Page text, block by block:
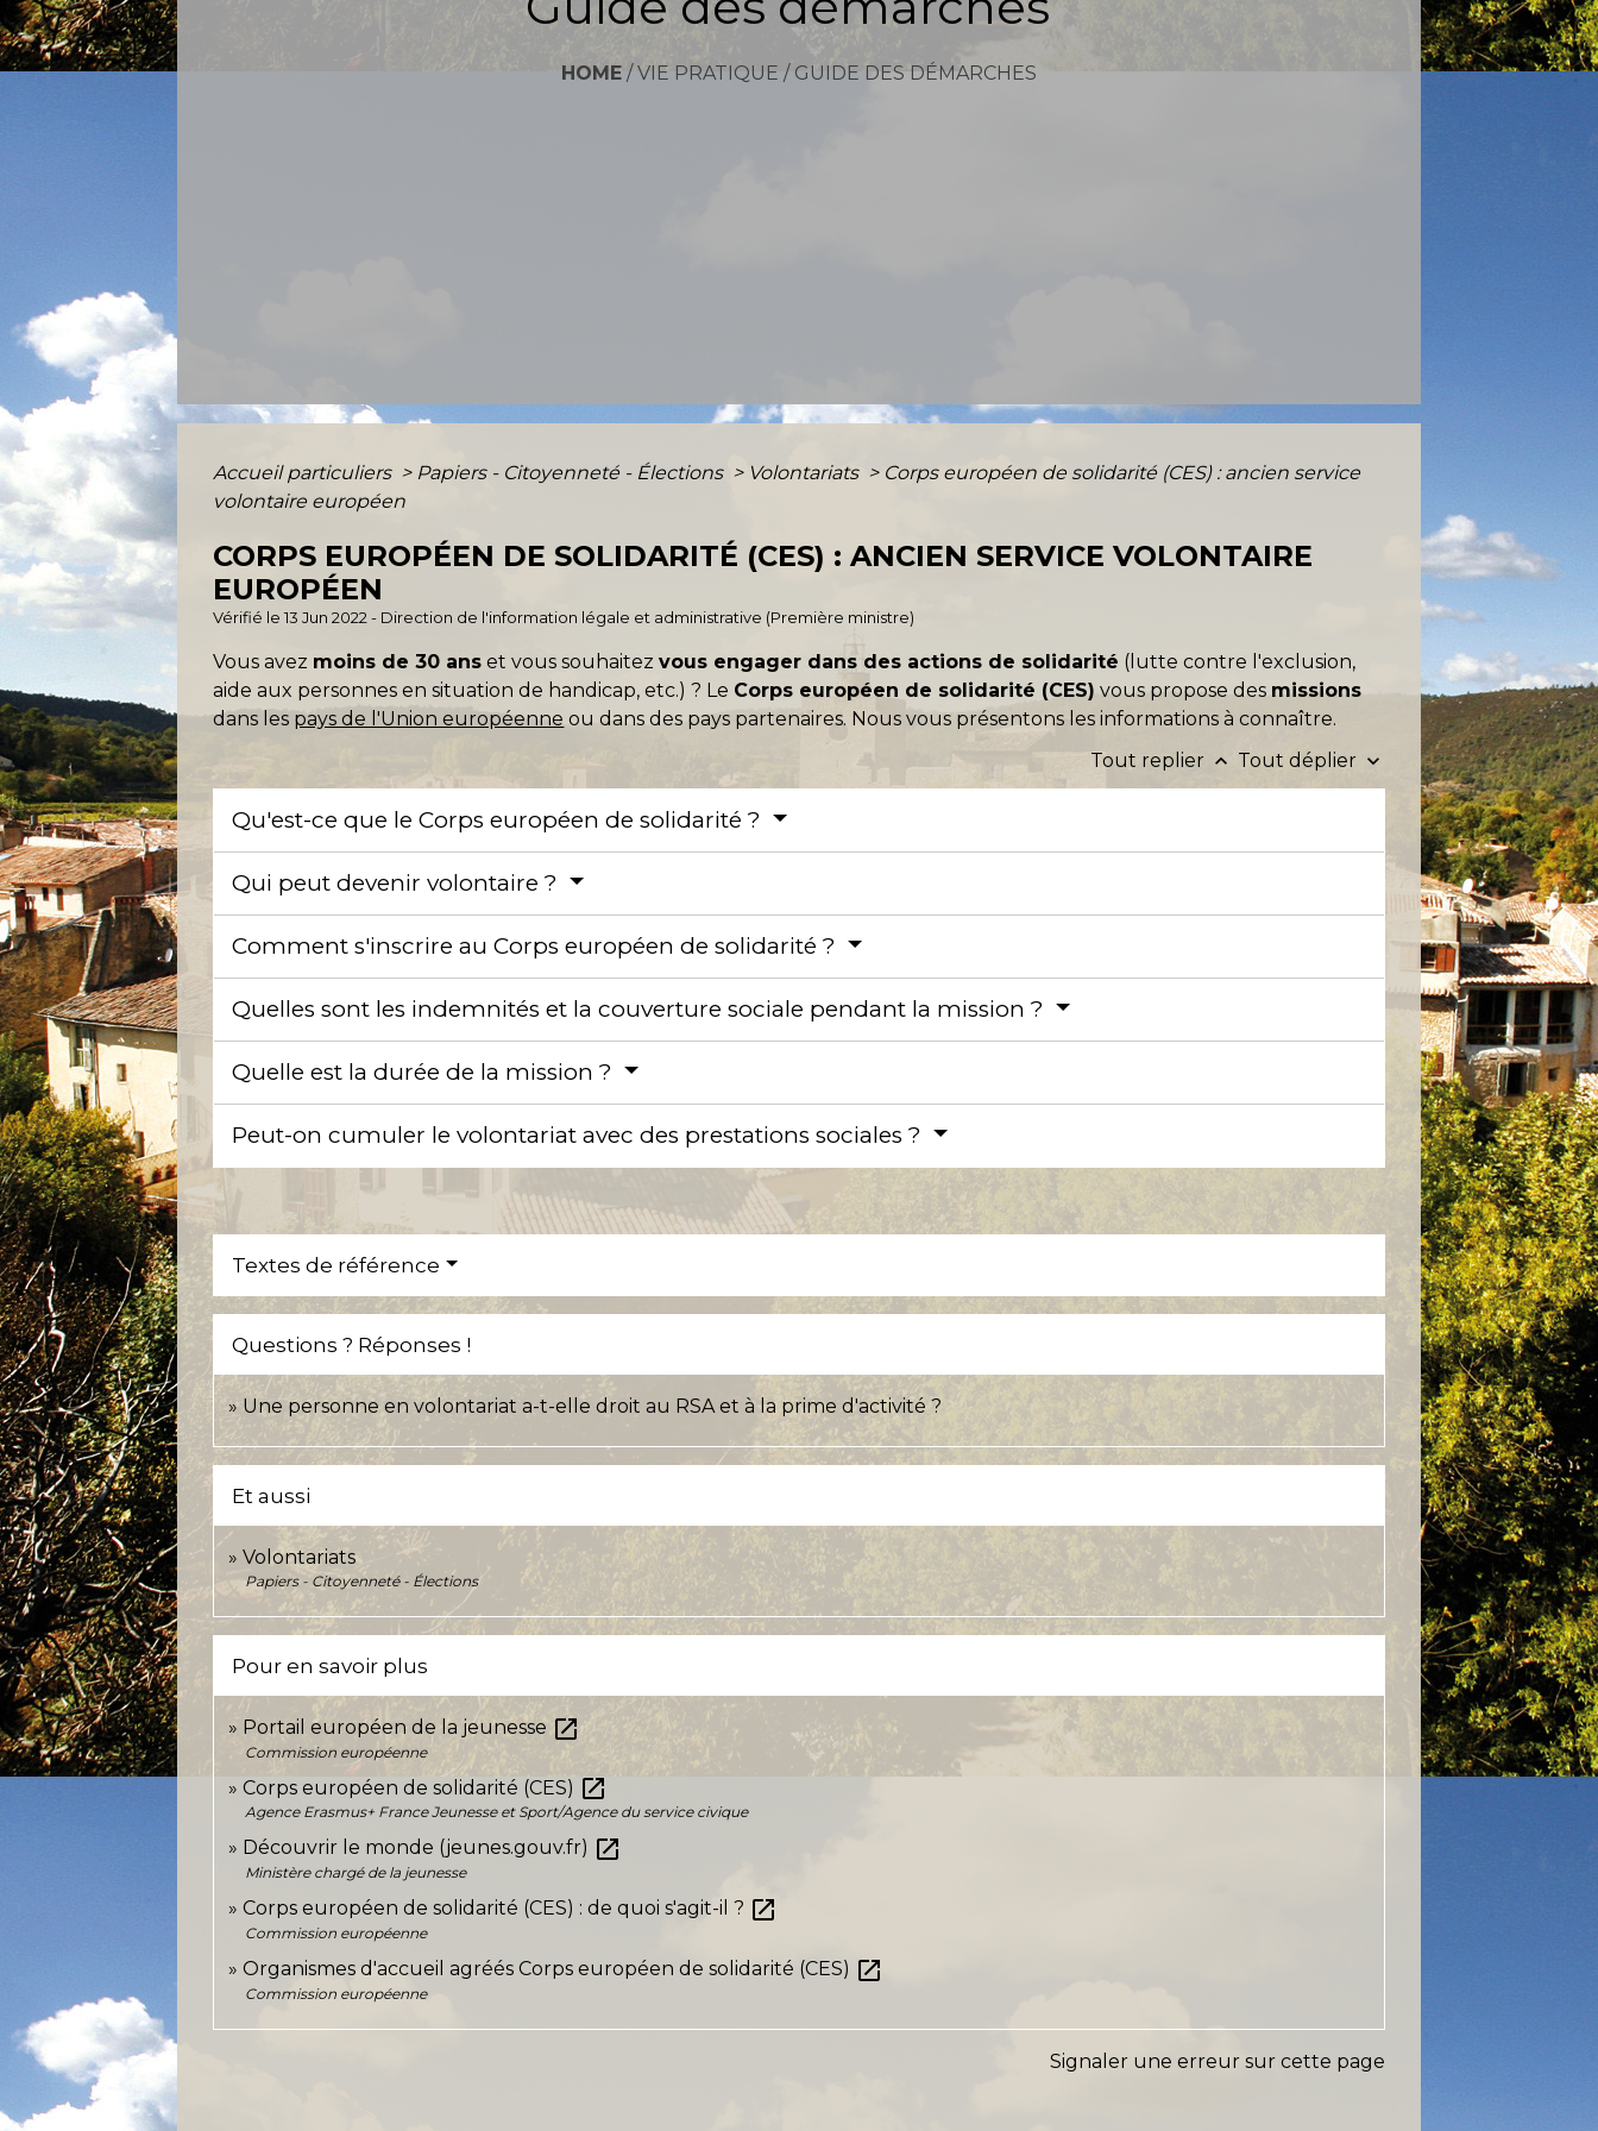
HOME / VIE PRATIQUE / GUIDE DES DÉMARCHES
Accueil particuliers > Papiers - Citoyenneté - Élections > Volontariats > Corps européen de solidarité (CES) : ancien service
volontaire européen
CORPS EUROPÉEN DE SOLIDARITÉ (CES) : ANCIEN SERVICE VOLONTAIRE
EUROPÉEN
Vérifié le 13 Jun 2022 - Direction de l'information légale et administrative (Première ministre)
Vous avez moins de 30 ans et vous souhaitezvous engager dans des actions de solidarité (lutte contre l'exclusion,
aide aux personnes en situation de handicap, etc.) ? Le Corps européen de solidarité (CES) vous propose des missions
dans les pays de l'Union européenne ou dans des pays partenaires. Nous vous présentons les informations à connaître.
Tout replier keyboard_arrow_up Tout déplier keyboard_arrow_down
Qu'est-ce que le Corps européen de solidarité ?
Qui peut devenir volontaire ?
Comment s'inscrire au Corps européen de solidarité ?
Quelles sont les indemnités et la couverture sociale pendant la mission ?
Quelle est la durée de la mission ?
Peut-on cumuler le volontariat avec des prestations sociales ?
Textes de référence
Questions ? Réponses !
Une personne en volontariat a-t-elle droit au RSA et à la prime d'activité ?
Et aussi
Volontariats
Papiers - Citoyenneté - Élections
Pour en savoir plus
Portail européen de la jeunesse open_in_new
Commission européenne
Corps européen de solidarité (CES) open_in_new
Agence Erasmus+ France Jeunesse et Sport/Agence du service civique
Découvrir le monde (jeunes.gouv.fr) open_in_new
Ministère chargé de la jeunesse
Corps européen de solidarité (CES) : de quoi s'agit-il ? open_in_new
Commission européenne
Organismes d'accueil agréés Corps européen de solidarité (CES) open_in_new
Commission européenne
Signaler une erreur sur cette page